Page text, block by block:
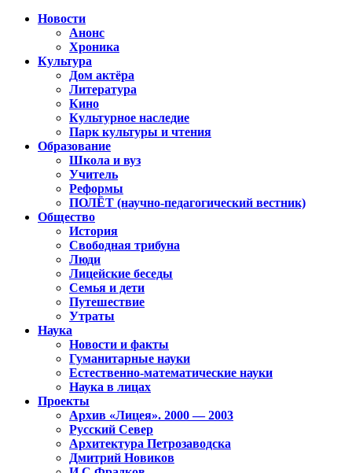
Новости
Анонс
Хроника
Культура
Дом актёра
Литература
Кино
Культурное наследие
Парк культуры и чтения
Образование
Школа и вуз
Учитель
Реформы
ПОЛЁТ (научно-педагогический вестник)
Общество
История
Свободная трибуна
Люди
Лицейские беседы
Семья и дети
Путешествие
Утраты
Наука
Новости и факты
Гуманитарные науки
Естественно-математические науки
Наука в лицах
Проекты
Архив «Лицея». 2000 — 2003
Русский Север
Архитектура Петрозаводска
Дмитрий Новиков